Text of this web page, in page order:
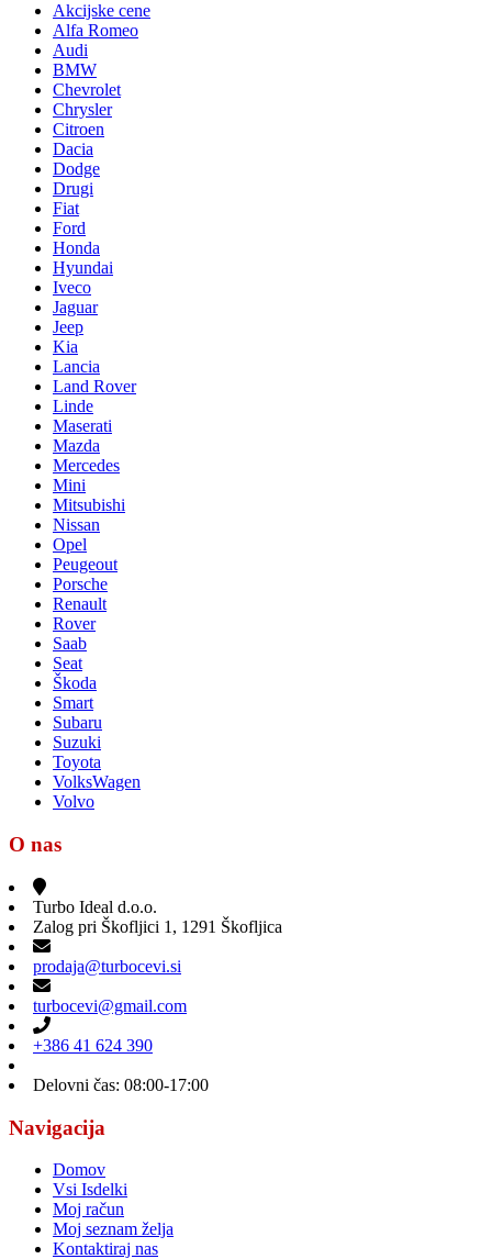
Akcijske cene
Alfa Romeo
Audi
BMW
Chevrolet
Chrysler
Citroen
Dacia
Dodge
Drugi
Fiat
Ford
Honda
Hyundai
Iveco
Jaguar
Jeep
Kia
Lancia
Land Rover
Linde
Maserati
Mazda
Mercedes
Mini
Mitsubishi
Nissan
Opel
Peugeout
Porsche
Renault
Rover
Saab
Seat
Škoda
Smart
Subaru
Suzuki
Toyota
VolksWagen
Volvo
O nas
Turbo Ideal d.o.o.
Zalog pri Škofljici 1, 1291 Škofljica
prodaja@turbocevi.si
turbocevi@gmail.com
+386 41 624 390
Delovni čas: 08:00-17:00
Navigacija
Domov
Vsi Isdelki
Moj račun
Moj seznam želja
Kontaktiraj nas